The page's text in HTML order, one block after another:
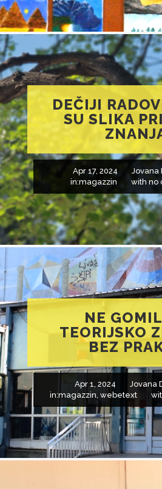
DEČIJI
SU SLIKA
Apr 17, 2024
Jovana
in:magazzin with no
NE
TEORIJSKO
BEZ
Apr 1, 2024
Jovana
in:magazzin, webetext